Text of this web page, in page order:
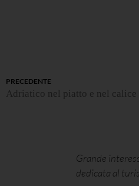
PRECEDENTE
Adriatico nel piatto e nel calice
Grande
dedicata al